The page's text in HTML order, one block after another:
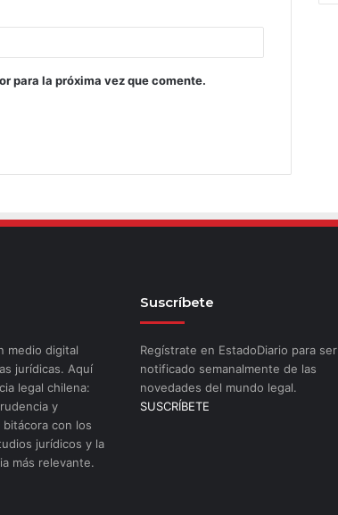
para la próxima vez que comente.
medio digital
jurídicas. Aquí
legal chilena:
y
con los
jurídicos y la
más relevante.
Suscríbete
Regístrate en EstadoDiario para ser
notificado semanalmente de las
novedades del mundo legal.
SUSCRÍBETE